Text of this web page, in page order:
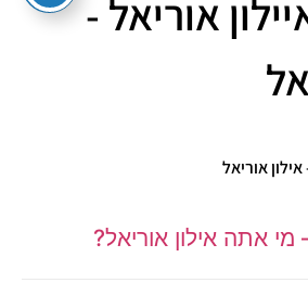
אוריאל -
מי אתה אילון אוריאל?